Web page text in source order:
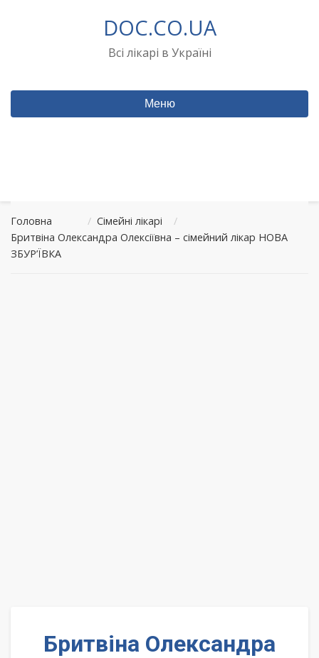
DOC.CO.UA
Всі лікарі в Україні
Меню
Головна / Сімейні лікарі
/
Бритвіна Олександра Олексіївна – сімейний лікар НОВА
ЗБУР’ЇВКА
Бритвіна Олександра